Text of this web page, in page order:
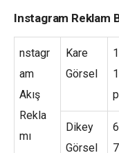
Instagram Reklam
nstagr
am
Akış
Rekla
mı
Kare
Görsel
Dikey
Görsel